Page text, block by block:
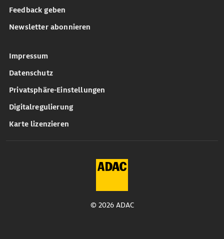
Feedback geben
Newsletter abonnieren
Impressum
Datenschutz
Privatsphäre-Einstellungen
Digitalregulierung
Karte lizenzieren
© 2026 ADAC